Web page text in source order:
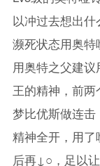
以冲过去想出
濒死状态用奥特
用奥特之父建
王的精神，前两
梦比优斯做连
精神全开，用
后再↓○，足以